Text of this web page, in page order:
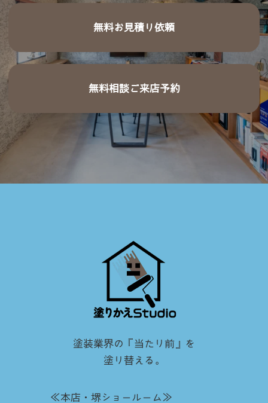
無料お見積り依頼
無料相談ご来店予約
塗装業界の『当たり前』を
塗り替える。
≪本店・堺ショールーム≫